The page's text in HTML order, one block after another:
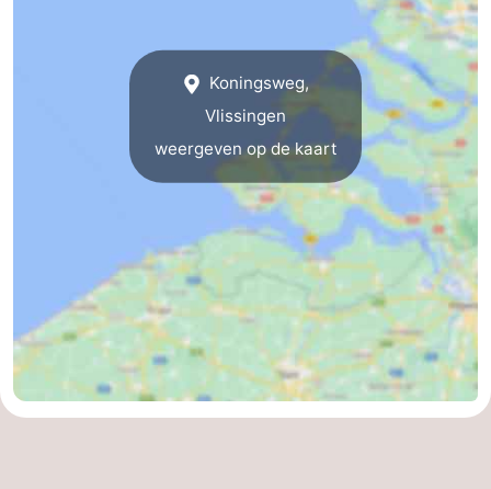
Koningsweg,
Vlissingen
weergeven op de kaart